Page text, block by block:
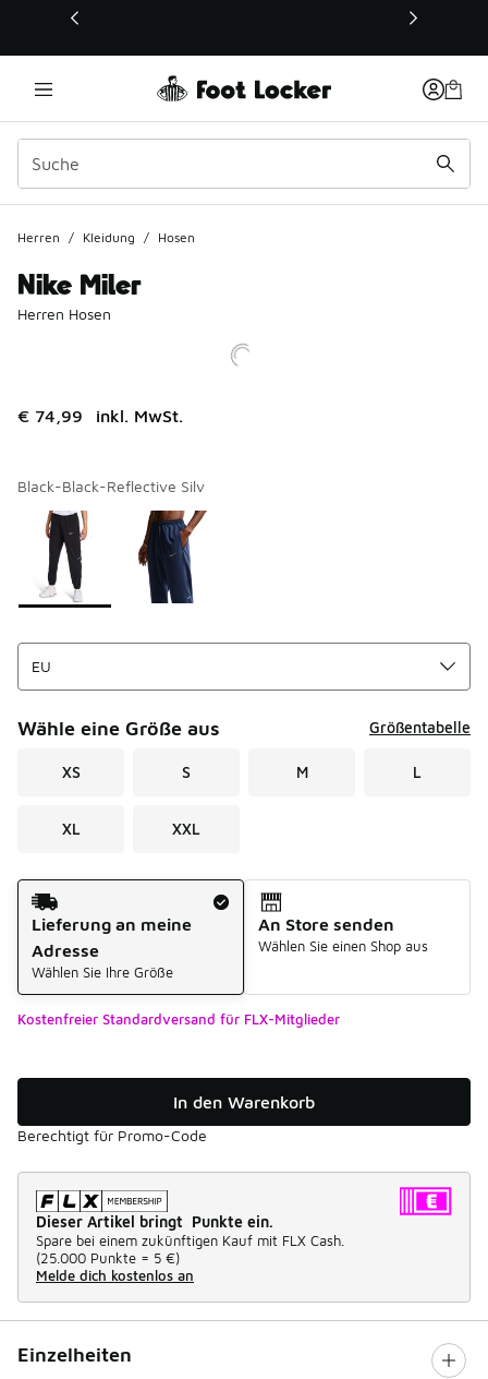
Dieser Link öffnet sich in einem neuen Fenster
Herren / Kleidung / Hosen
Nike Miler
Herren Hosen
€ 74,99 inkl. MwSt.
Black-Black-Reflective Silv
Seite 1 von 1 zeigt die Farben 1 bis 2 von 2 an.
Bitte wählen Sie einen Stil aus
Wähle eine Größe aus Größentabelle
XS S M L
XL XXL
Versandart
Lieferung an meine
Adresse
Wählen Sie Ihre Größe
An Store senden
Wählen Sie einen Shop aus
Kostenfreier Standardversand für FLX-Mitglieder
In den Warenkorb
Berechtigt für Promo-Code
Dieser Artikel bringt Punkte ein.
Spare bei einem zukünftigen Kauf mit FLX Cash.
(25.000 Punkte = 5 €)
Melde dich kostenlos an
Einzelheiten